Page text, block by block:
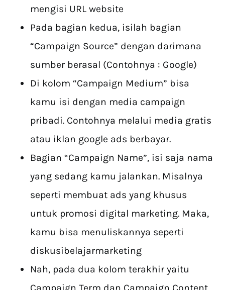
mengisi URL website
Pada bagian kedua, isilah bagian
“Campaign Source” dengan darimana
sumber berasal (Contohnya : Google)
Di kolom “Campaign Medium” bisa
kamu isi dengan media campaign
pribadi. Contohnya melalui media gratis
atau iklan google ads berbayar.
Bagian “Campaign Name”, isi saja nama
yang sedang kamu jalankan. Misalnya
seperti membuat ads yang khusus
untuk promosi digital marketing. Maka,
kamu bisa menuliskannya seperti
diskusibelajarmarketing
Nah, pada dua kolom terakhir yaitu